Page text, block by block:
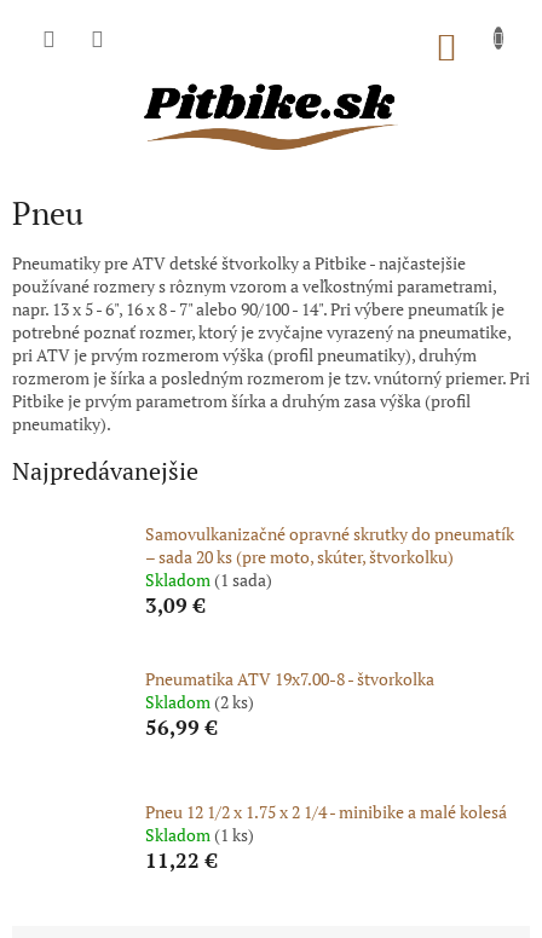
Pneu
Pneumatiky pre ATV detské štvorkolky a Pitbike - najčastejšie
používané rozmery s rôznym vzorom a veľkostnými parametrami,
napr. 13 x 5 - 6", 16 x 8 - 7" alebo 90/100 - 14". Pri výbere pneumatík je
potrebné poznať rozmer, ktorý je zvyčajne vyrazený na pneumatike,
pri ATV je prvým rozmerom výška (profil pneumatiky), druhým
rozmerom je šírka a posledným rozmerom je tzv. vnútorný priemer. Pri
Pitbike je prvým parametrom šírka a druhým zasa výška (profil
pneumatiky).
Najpredávanejšie
Samovulkanizačné opravné skrutky do pneumatík
– sada 20 ks (pre moto, skúter, štvorkolku)
Skladom(1 sada)
3,09 €
Pneumatika ATV 19x7.00-8 - štvorkolka
Skladom(2 ks)
56,99 €
Pneu 12 1/2 x 1.75 x 2 1/4 - minibike a malé kolesá
Skladom(1 ks)
11,22 €